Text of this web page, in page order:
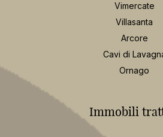
Vimercate
Villasanta
Arcore
Cavi di
Ornago
Immobili